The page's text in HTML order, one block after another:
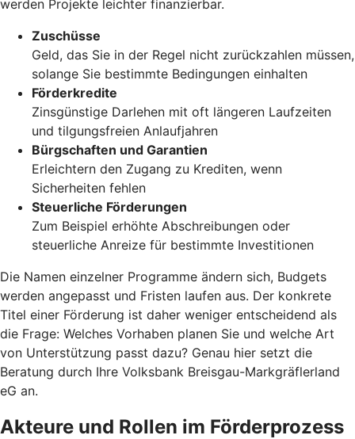
werden Projekte leichter finanzierbar.
Zuschüsse
Geld, das Sie in der Regel nicht zurückzahlen müssen,
solange Sie bestimmte Bedingungen einhalten
Förderkredite
Zinsgünstige Darlehen mit oft längeren Laufzeiten
und tilgungsfreien Anlaufjahren
Bürgschaften und Garantien
Erleichtern den Zugang zu Krediten, wenn
Sicherheiten fehlen
Steuerliche Förderungen
Zum Beispiel erhöhte Abschreibungen oder
steuerliche Anreize für bestimmte Investitionen
Die Namen einzelner Programme ändern sich, Budgets
werden angepasst und Fristen laufen aus. Der konkrete
Titel einer Förderung ist daher weniger entscheidend als
die Frage: Welches Vorhaben planen Sie und welche Art
von Unterstützung passt dazu? Genau hier setzt die
Beratung durch Ihre Volksbank Breisgau-Markgräflerland
eG an.
Akteure und Rollen im Förderprozess